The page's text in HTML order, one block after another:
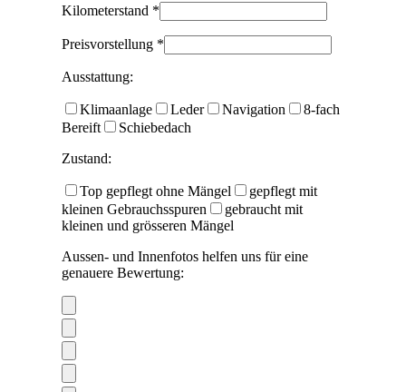
Kilometerstand *
Preisvorstellung *
Ausstattung:
Klimaanlage Leder Navigation
8-fach
Bereift
Schiebedach
Zustand:
Top gepflegt ohne Mängel
gepflegt mit
kleinen Gebrauchsspuren
gebraucht mit
kleinen und grösseren Mängel
Aussen- und Innenfotos helfen uns für eine
genauere Bewertung: